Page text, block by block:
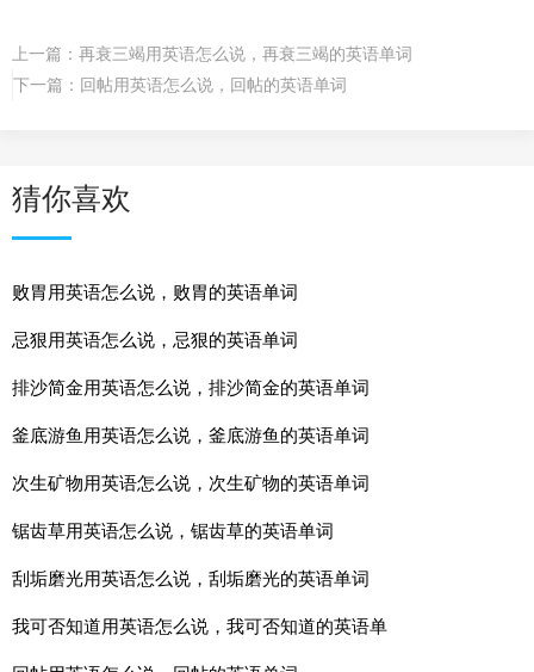
上一篇： 再衰三竭用英语怎么说，再衰三竭的英语单词
下一篇： 回帖用英语怎么说，回帖的英语单词
猜你喜欢
败胃用英语怎么说，败胃的英语单词
忌狠用英语怎么说，忌狠的英语单词
排沙简金用英语怎么说，排沙简金的英语单词
釜底游鱼用英语怎么说，釜底游鱼的英语单词
次生矿物用英语怎么说，次生矿物的英语单词
锯齿草用英语怎么说，锯齿草的英语单词
刮垢磨光用英语怎么说，刮垢磨光的英语单词
我可否知道用英语怎么说，我可否知道的英语单